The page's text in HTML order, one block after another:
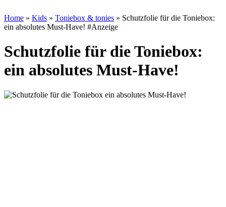
Home » Kids » Toniebox & tonies » Schutzfolie für die Toniebox:
ein absolutes Must-Have! #Anzeige
Schutzfolie für die Toniebox:
ein absolutes Must-Have!